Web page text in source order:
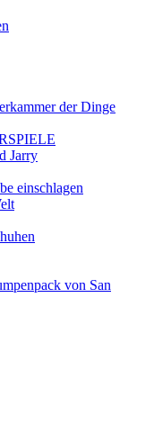
der Dinge
Jarry
einschlagen
von San